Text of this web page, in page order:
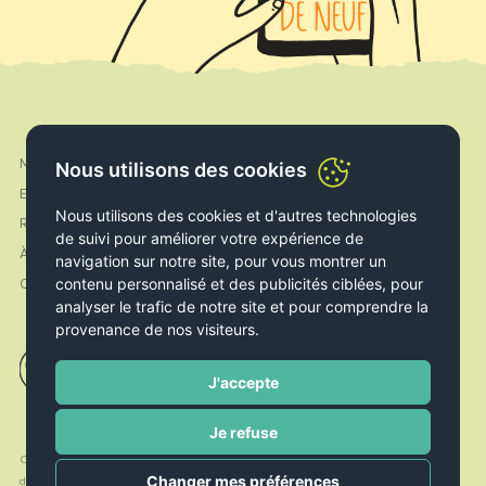
Nous utilisons des cookies
Nous utilisons des cookies et d'autres technologies
de suivi pour améliorer votre expérience de
navigation sur notre site, pour vous montrer un
contenu personnalisé et des publicités ciblées, pour
analyser le trafic de notre site et pour comprendre la
provenance de nos visiteurs.
J'accepte
Je refuse
Changer mes préférences
Mon compte
Expédition & Livraison
Retours & Echanges
À propos de nous
Contact
Facebook
Conditions
d’utilisation
Politique de
Cookies
Politique de
confidentialité